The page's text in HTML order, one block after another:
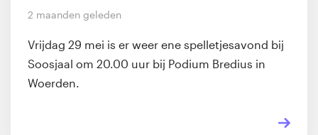
2 maanden geleden
Vrijdag 29 mei is er weer ene spelletjesavond bij
Soosjaal om 20.00 uur bij Podium Bredius in
Woerden.